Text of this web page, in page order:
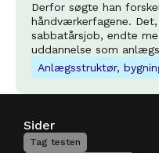
Derfor søgte han
håndværkerfagene.
sabbatårsjob, endte
uddannelse som
Anlægsstruktør,
Sider
Tag testen